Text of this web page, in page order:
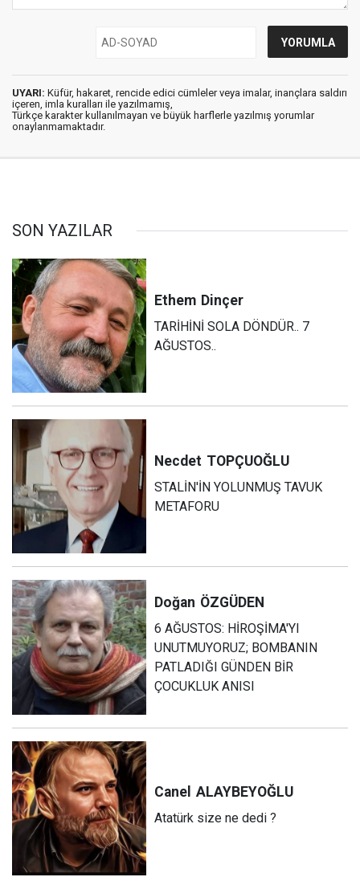
UYARI: Küfür, hakaret, rencide edici cümleler veya imalar, inançlara saldırı
içeren, imla kuralları ile yazılmamış,
Türkçe karakter kullanılmayan ve büyük harflerle yazılmış yorumlar
onaylanmamaktadır.
SON YAZILAR
Ethem Dinçer
TARİHİNİ SOLA DÖNDÜR.. 7
AĞUSTOS..
Necdet TOPÇUOĞLU
STALİN'İN YOLUNMUŞ TAVUK
METAFORU
Doğan ÖZGÜDEN
6 AĞUSTOS: HİROŞİMA'YI
UNUTMUYORUZ; BOMBANIN
PATLADIĞI GÜNDEN BİR
ÇOCUKLUK ANISI
Canel ALAYBEYOĞLU
Atatürk size ne dedi ?